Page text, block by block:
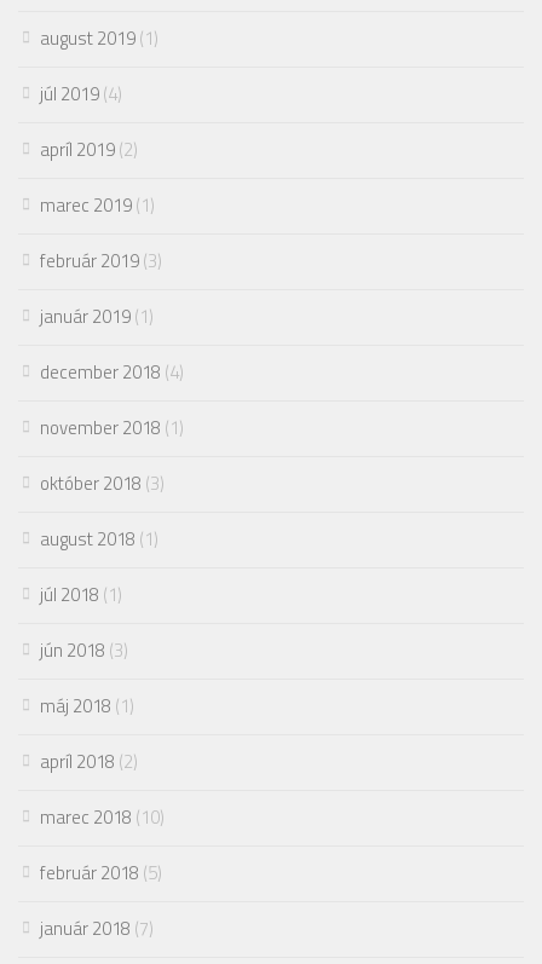
august 2019(1)
júl 2019(4)
apríl 2019(2)
marec 2019(1)
február 2019(3)
január 2019(1)
december 2018 (4)
november 2018 (1)
október 2018 (3)
august 2018 (1)
júl 2018 (1)
jún 2018 (3)
máj 2018 (1)
apríl 2018 (2)
marec 2018 (10)
február 2018 (5)
január 2018 (7)